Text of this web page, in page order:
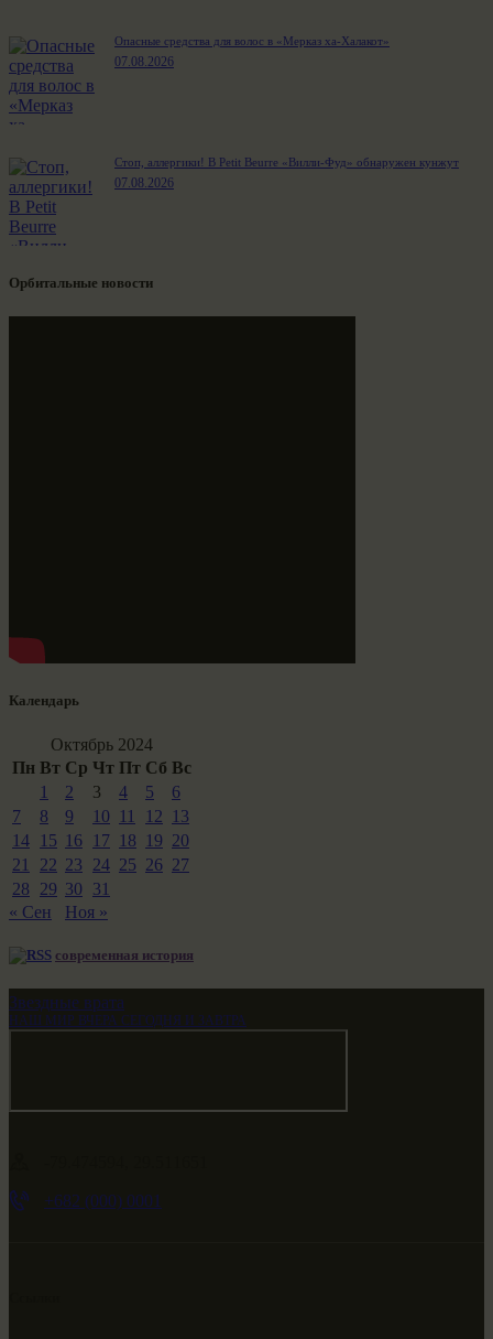
Опасные средства для волос в «Мерказ ха-Халакот»
07.08.2026
Стоп, аллергики! В Petit Beurre «Вилли-Фуд» обнаружен кунжут
07.08.2026
Орбитальные новости
Календарь
Октябрь 2024
Пн Вт Ср Чт Пт Сб Вс
1
2 3 4 5
6
7
8 9 10 11 12
13
14
15 16 17 18 19 20
21
22 23 24 25 26 27
28
29 30
31
« Сен
Ноя »
современная история
Звездные врата
НАШ МИР ВЧЕРА СЕГОДНЯ И ЗАВТРА
+682 (000) 0001